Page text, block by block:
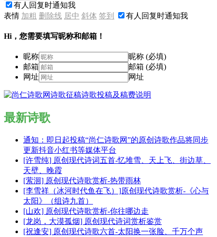
有人回复时通知我
表情 加粗 删除线 居中 斜体 签到 有人回复时通知我
Hi，您需要填写昵称和邮箱！
昵称
昵称 (必填)
邮箱
邮箱 (必填)
网址
网址
最新诗歌
通知：即日起投稿“尚仁诗歌网”的原创诗歌作品将同步
更新抖音小红书等媒体平台
[许雪纯] 原创现代诗词五首-忆堆雪、天上飞、街边草、
天壁、晚霞
[萦洄] 原创现代诗歌赏析-热带雨林
[李雪祥（冰河时代鱼在飞）]原创现代诗歌赏析-《心与
太阳》（组诗九首）
[山欢] 原创现代诗歌赏析-你往哪边走
[龙岗，大漠孤烟] 原创现代诗词赏析鉴赏
[祝逢安] 原创现代诗歌六首-太阳换一张脸、千万个声